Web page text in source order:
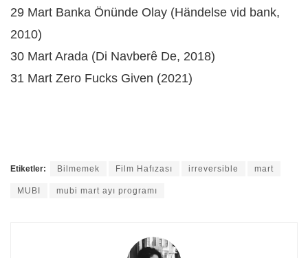
29 Mart Banka Önünde Olay (Händelse vid bank,
2010)
30 Mart Arada (Di Navberê De, 2018)
31 Mart Zero Fucks Given (2021)
Etiketler: Bilmemek Film Hafızası irreversible mart
MUBI mubi mart ayı programı